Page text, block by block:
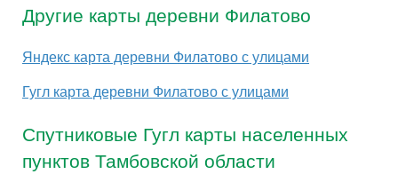
Другие карты деревни Филатово
Яндекс карта деревни Филатово с улицами
Гугл карта деревни Филатово с улицами
Спутниковые Гугл карты населенных
пунктов Тамбовской области